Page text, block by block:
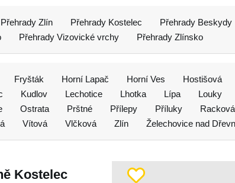
Přehrady Zlín Přehrady Kostelec Přehrady Beskydy
Přehrady Vizovické vrchy Přehrady Zlínsko
Fryšták Horní Lapač Horní Ves Hostišová
Kudlov Lechotice Lhotka Lípa Louky
Ostrata Prštné Přílepy Příluky Racková
Vítová Vlčková Zlín Želechovice nad
Kostelec